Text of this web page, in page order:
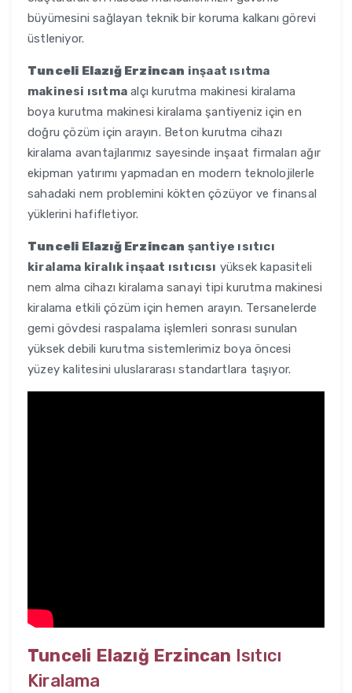
büyümesini sağlayan teknik bir koruma kalkanı görevi
üstleniyor.
Tunceli Elazığ Erzincan inşaat ısıtma
makinesi ısıtma alçı kurutma makinesi kiralama
boya kurutma makinesi kiralama şantiyeniz için en
doğru çözüm için arayın. Beton kurutma cihazı
kiralama avantajlarımız sayesinde inşaat firmaları ağır
ekipman yatırımı yapmadan en modern teknolojilerle
sahadaki nem problemini kökten çözüyor ve finansal
yüklerini hafifletiyor.
Tunceli Elazığ Erzincan şantiye ısıtıcı
kiralama kiralık inşaat ısıtıcısı yüksek kapasiteli
nem alma cihazı kiralama sanayi tipi kurutma makinesi
kiralama etkili çözüm için hemen arayın. Tersanelerde
gemi gövdesi raspalama işlemleri sonrası sunulan
yüksek debili kurutma sistemlerimiz boya öncesi
yüzey kalitesini uluslararası standartlara taşıyor.
Tunceli Elazığ Erzincan Isıtıcı
Kiralama